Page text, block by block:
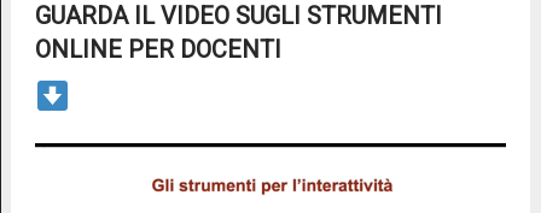
GUARDA IL VIDEO SUGLI STRUMENTI
ONLINE PER DOCENTI